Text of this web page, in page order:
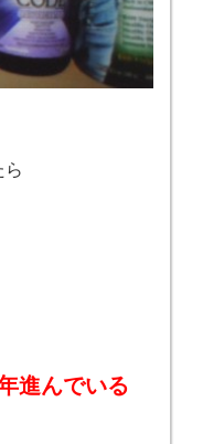
進んでいる